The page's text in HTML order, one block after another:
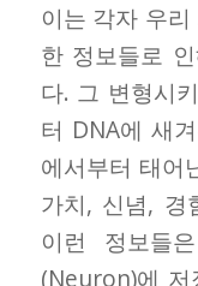
이는 각자 우
한 정보들로
다. 그 변형시
터 DNA에 새
에서부터 태어
가치, 신념, 경
이런 정보들
(Neuron)에 저